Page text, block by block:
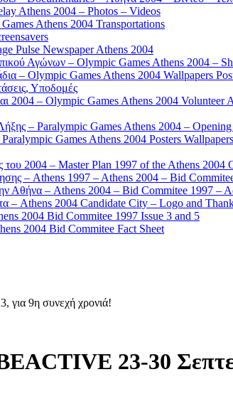
Athens 2004 – Photos – Videos
Athens 2004 Transportations
Pulse Newspaper Athens 2004
Αγώνων – Olympic Games Athens 2004 –
– Olympic Games Athens 2004 Wallpapers
Υποδομές
2004 – Olympic Games Athens 2004 Volunteer
– Paralympic Games Athens 2004 –
Games Athens 2004 Posters Wallpapers
του 2004 – Master Plan 1997 of the Athens
– Athens 1997 – Athens 2004 – Bid
Αθήνα – Athens 2004 – Bid Commitee 1997 –
– Athens 2004 Candidate City – Logo and
2004 Bid Commitee 1997 Issue 3 and 5
2004 Bid Commitee Fact Sheet
9η συνεχή χρονιά!
23-30